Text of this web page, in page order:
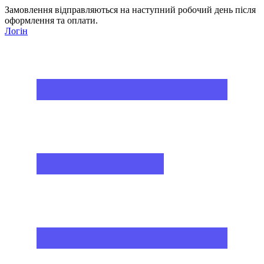
Замовлення відправляються на наступний робочий день після
оформлення та оплати.
Логін